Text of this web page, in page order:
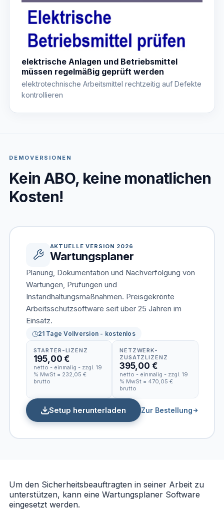
elektrische Anlagen und Betriebsmittel
müssen regelmäßig geprüft werden
elektrotechnische Arbeitsmittel rechtzeitig auf Defekte
kontrollieren
DEMOVERSIONEN
Kein ABO, keine monatlichen
Kosten!
AKTUELLE VERSION 2026
Wartungsplaner
Planung, Dokumentation und Nachverfolgung von
Wartungen, Prüfungen und
Instandhaltungsmaßnahmen. Preisgekrönte
Arbeitsschutzsoftware seit über 25 Jahren im
Einsatz.
21 Tage Vollversion - kostenlos
STARTER-LIZENZ
195,00 €
netto - einmalig - zzgl. 19
% MwSt = 232,05 €
brutto
NETZWERK-
ZUSATZLIZENZ
395,00 €
netto - einmalig - zzgl. 19
% MwSt = 470,05 €
brutto
Setup herunterladen Zur Bestellung
Um den Sicherheitsbeauftragten in seiner Arbeit zu
unterstützen, kann eine Wartungsplaner Software
eingesetzt werden.